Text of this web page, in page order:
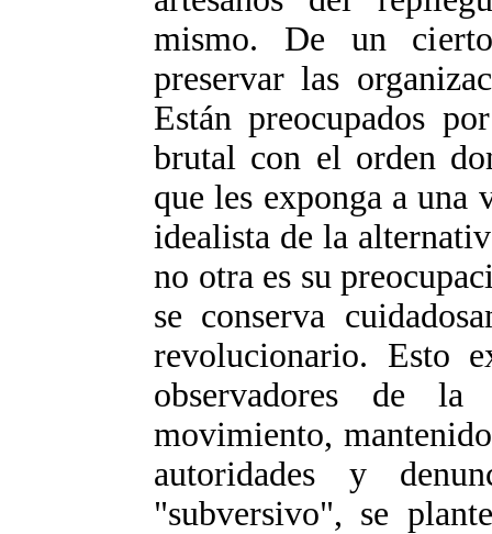
mismo. De un
preservar las
Están preocupados
brutal con el orden
que les exponga a
idealista de la
no otra es su
se conserva
revolucionario. Esto
observadores de
movimiento,
autoridades y
"subversivo", se